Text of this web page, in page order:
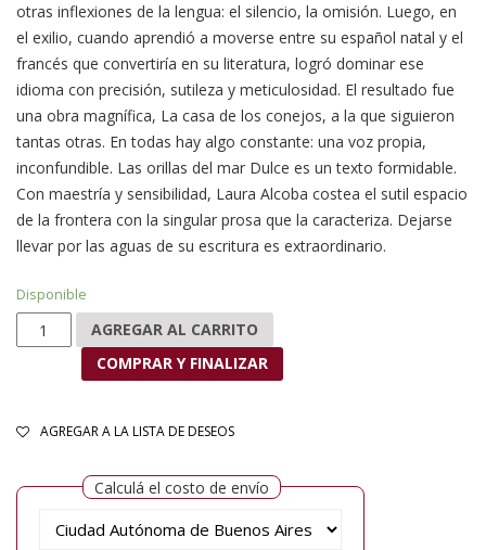
otras inflexiones de la lengua: el silencio, la omisión. Luego, en
el exilio, cuando aprendió a moverse entre su español natal y el
francés que convertiría en su literatura, logró dominar ese
idioma con precisión, sutileza y meticulosidad. El resultado fue
una obra magnífica, La casa de los conejos, a la que siguieron
tantas otras. En todas hay algo constante: una voz propia,
inconfundible. Las orillas del mar Dulce es un texto formidable.
Con maestría y sensibilidad, Laura Alcoba costea el sutil espacio
de la frontera con la singular prosa que la caracteriza. Dejarse
llevar por las aguas de su escritura es extraordinario.
Disponible
Las orillas del mar Dulce cantidad
AGREGAR AL CARRITO
COMPRAR Y FINALIZAR
AGREGAR A LA LISTA DE DESEOS
Calculá el costo de envío